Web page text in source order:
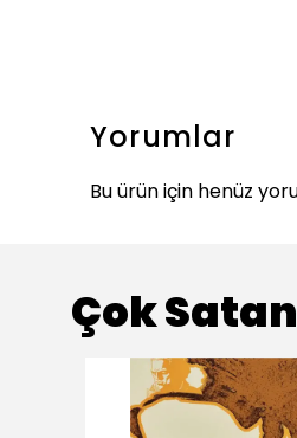
Yorumlar
Bu ürün için henüz
Çok